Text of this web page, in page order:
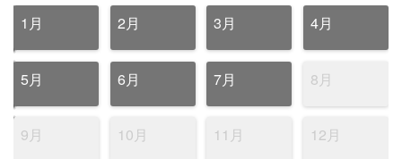
1月 2月 3月 4月
5月 6月 7月 8月
9月 10月 11月 12月